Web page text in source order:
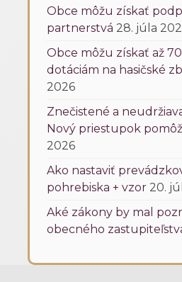
Obce môžu získať
partnerstvá 28. júla
Obce môžu získať až
dotáciám na hasičské
2026
Znečistené a
Nový priestupok
2026
Ako nastaviť
pohrebiska + vzor 20.
Aké zákony by mal
obecného